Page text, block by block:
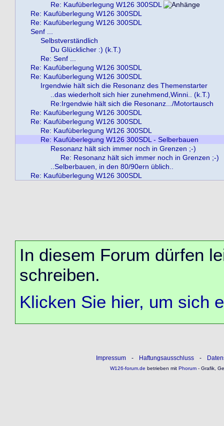
Re: Kaufüberlegung W126 300SDL
Re: Kaufüberlegung W126 300SDL
Re: Kaufüberlegung W126 300SDL
Senf ...
Selbstverständlich
Du Glücklicher :) (k.T.)
Re: Senf ...
Re: Kaufüberlegung W126 300SDL
Re: Kaufüberlegung W126 300SDL
Irgendwie hält sich die Resonanz des Themenstarter
..das wiederholt sich hier zunehmend,Winni.. (k.T.)
Re:Irgendwie hält sich die Resonanz.../Motortausch
Re: Kaufüberlegung W126 300SDL
Re: Kaufüberlegung W126 300SDL
Re: Kaufüberlegung W126 300SDL
Re: Kaufüberlegung W126 300SDL - Selberbauen
Resonanz hält sich immer noch in Grenzen ;-)
Re: Resonanz hält sich immer noch in Grenzen ;-)
..Selberbauen, in den 80/90ern üblich..
Re: Kaufüberlegung W126 300SDL
In diesem Forum dürfen
schreiben.
Klicken Sie hier, um sich
Impressum - Haftungsausschluss -
W126-forum.de betrieben mitPhorum- Grafik,